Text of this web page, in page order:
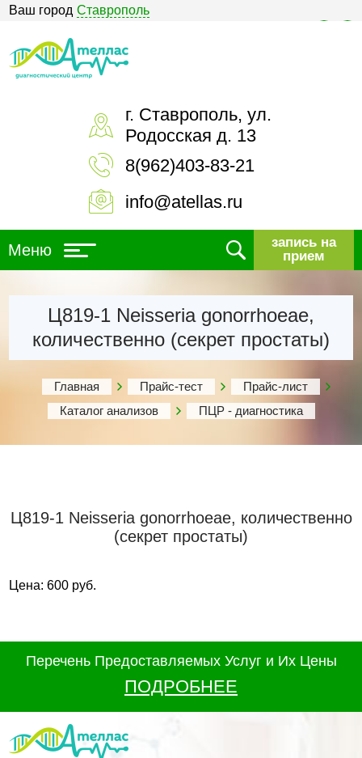
Ваш город Ставрополь
г. Ставрополь, ул.
Родосская д. 13
8(962)403-83-21
info@atellas.ru
Меню
запись на
прием
Ц819-1 Neisseria gonorrhoeae,
количественно (секрет простаты)
Главная Прайс-тест
Прайс-лист
Каталог анализов
ПЦР - диагностика
Ц819-1 Neisseria gonorrhoeae, количественно
(секрет простаты)
Цена: 600 руб.
Перечень Предоставляемых Услуг и Их Цены
ПОДРОБНЕЕ